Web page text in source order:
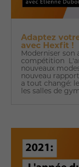
Adaptez
avec Hexfit !
Moderniser son
compétition
nouveaux
nouveau
a tout changé:
les salles de